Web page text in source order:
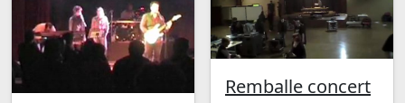
Remballe concert